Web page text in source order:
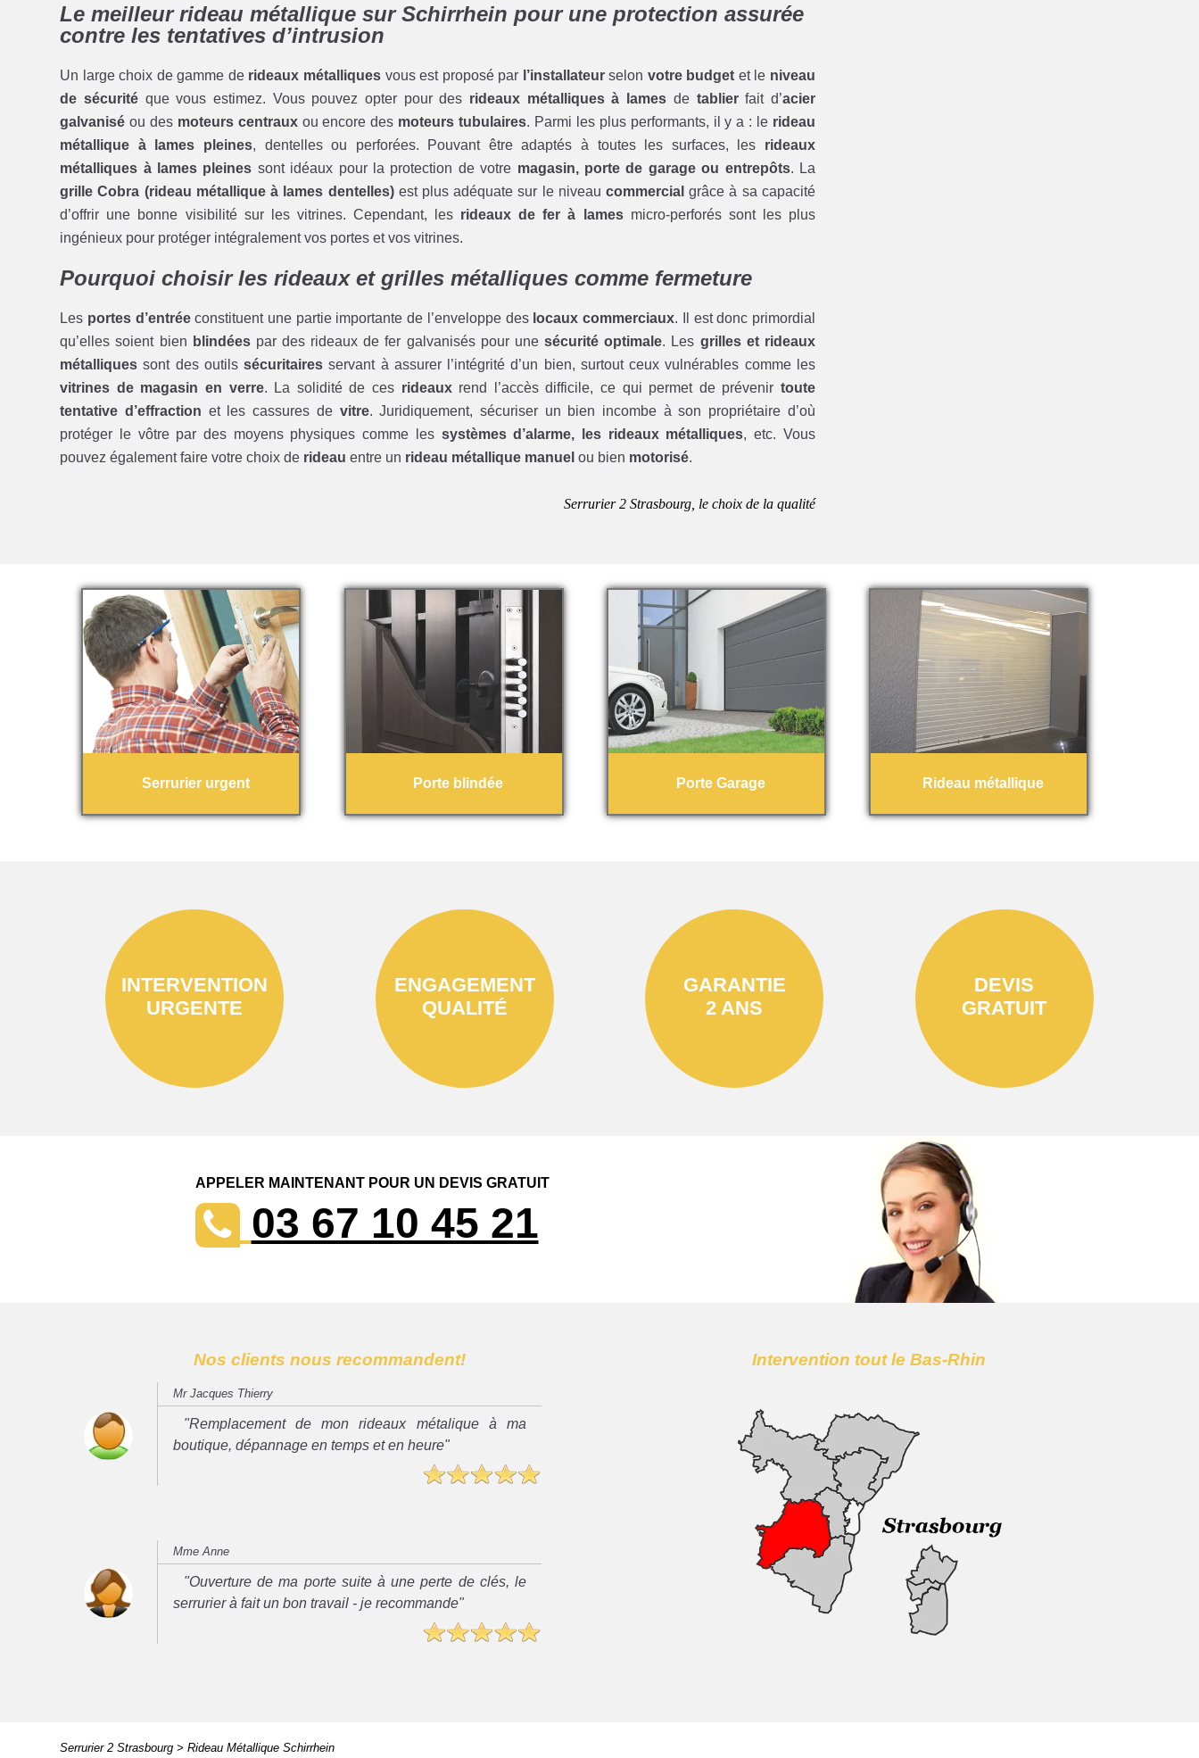
Le meilleur rideau métallique sur Schirrhein pour une protection assurée
contre les tentatives d’intrusion
Un large choix de gamme de rideaux métalliquesvous est proposé par l’installateurselon votre budget et le niveau
de sécuritéque vous estimez. Vous pouvez opter pour des rideaux métalliques à lames de tablierfait d’acier
galvanisé ou des moteurs centrauxou encore des moteurs tubulaires. Parmi les plus performants, il y a : le rideau
métallique à lames pleines, dentelles ou perforées. Pouvant être adaptés à toutes les surfaces, les rideaux
métalliques à lames pleines sont idéaux pour la protection de votre magasin, porte de garage ou entrepôts. La
grille Cobra (rideau métallique à lames dentelles)est plus adéquate sur le niveaucommercial grâce à sa capacité
d’offrir une bonne visibilité sur les vitrines. Cependant, les rideaux de fer à lamesmicro-perforés sont les plus
ingénieux pour protéger intégralement vos portes et vos vitrines.
Pourquoi choisir les rideaux et grilles métalliques comme fermeture
Les portes d’entréeconstituent une partie importante de l’enveloppe des locaux commerciaux. Il est donc primordial
qu’elles soient bien blindéespar des rideaux de fer galvanisés pour unesécurité optimale. Les grilles et rideaux
métalliques sont des outilssécuritaires servant à assurer l’intégrité d’un bien, surtout ceux vulnérables comme les
vitrines de magasin en verre. La solidité de ces rideauxrend l’accès difficile, ce qui permet de prévenir toute
tentative d’effraction et les cassures de vitre. Juridiquement, sécuriser un bien incombe à son propriétaire d’où
protéger le vôtre par des moyens physiques comme les systèmes d’alarme, les rideaux métalliques, etc. Vous
pouvez également faire votre choix de rideau entre un rideau métallique manuel ou bien motorisé.
Serrurier 2 Strasbourg, le choix de la qualité
Serrurier urgent Porte blindée Porte Garage Rideau métallique
INTERVENTION
URGENTE
ENGAGEMENT
QUALITÉ
GARANTIE
2 ANS
DEVIS
GRATUIT
APPELER MAINTENANT POUR UN DEVIS GRATUIT
03 67 10 45 21
Nos clients nous recommandent!
Mr Jacques Thierry
"Remplacement de mon rideaux métalique à ma
boutique, dépannage en temps et en heure"
Mme Anne
"Ouverture de ma porte suite à une perte de clés, le
serrurier à fait un bon travail - je recommande"
Intervention tout le Bas-Rhin
Serrurier 2 Strasbourg> Rideau Métallique Schirrhein